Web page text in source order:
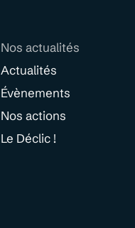
Nos actualités
Actualités
Évènements
Nos actions
Le Déclic !